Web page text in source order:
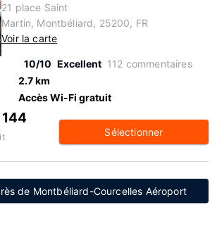
21 place Saint
Martin, Montbéliard, 25200, FR
Voir la carte
10/10 Excellent 112 commentaires
2.7 km
Accès Wi-Fi gratuit
144
Sélectionner
de Montbéliard-Courcelles Aéroport